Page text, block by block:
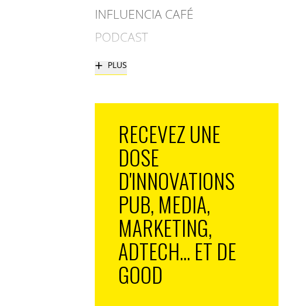
INFLUENCIA CAFÉ
PODCAST
+ PLUS
RECEVEZ UNE
DOSE
D'INNOVATIONS
PUB, MEDIA,
MARKETING,
ADTECH... ET DE
GOOD